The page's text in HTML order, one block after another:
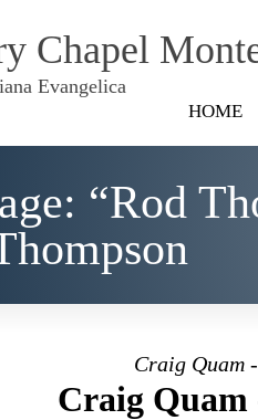
Chapel
Evangelica
HOME
“Rod
Craig Quam
Craig Quam